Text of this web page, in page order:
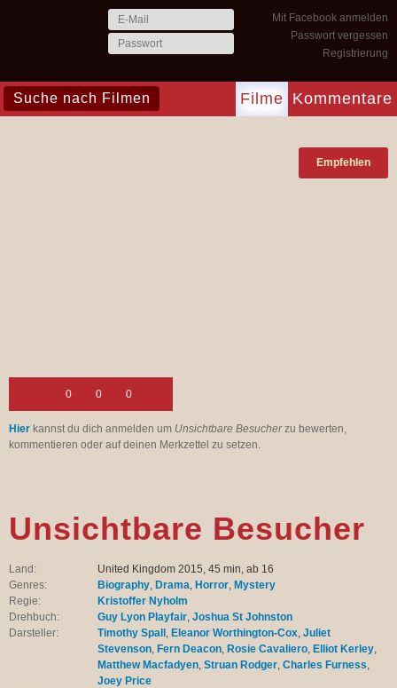
Mit Facebook anmelden
Passwort vergessen
Registrierung
Kommentare
Filme
0 0 0
Empfehlen
Hier kannst du dich anmelden um Unsichtbare Besucherzu bewerten,
kommentieren oder auf deinen Merkzettel zu setzen.
Unsichtbare Besucher
Land:
United Kingdom 2015, 45 min, ab 16
Genres:
Biography, Drama, Horror, Mystery
Regie:
Kristoffer Nyholm
Drehbuch:
Guy Lyon Playfair, Joshua St Johnston
Darsteller:
Timothy Spall , Eleanor Worthington-Cox, Juliet
Stevenson, Fern Deacon, Rosie Cavaliero, Elliot Kerley,
Matthew Macfadyen, Struan Rodger, Charles Furness,
Joey Price